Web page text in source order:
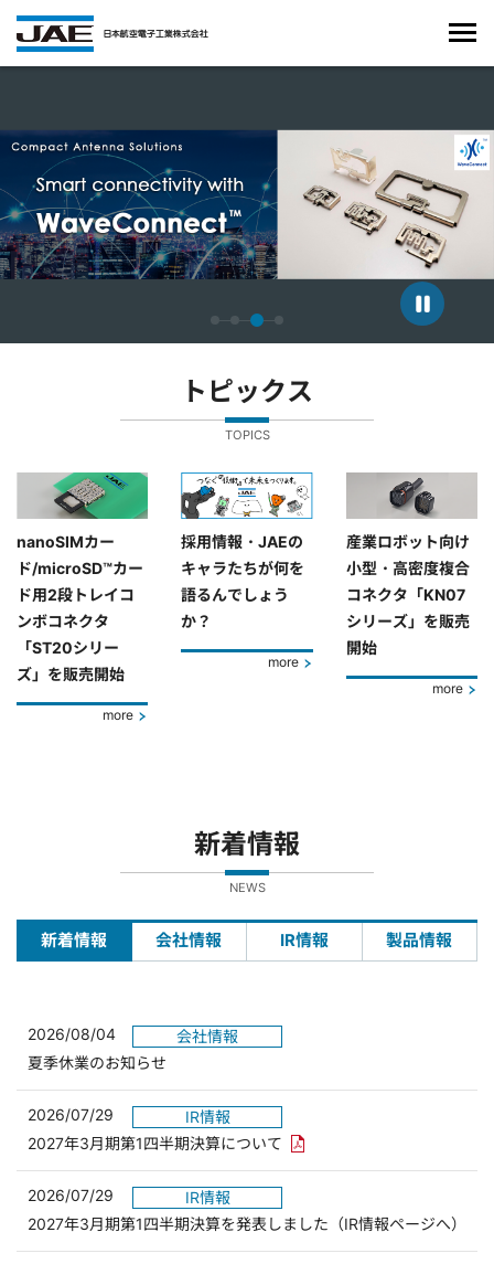
トピックス
TOPICS
nanoSIMカー
ド/microSD™カー
ド用2段トレイコ
ンボコネクタ
「ST20シリー
ズ」を販売開始
more
採用情報・JAEの
キャラたちが何を
語るんでしょう
か？
more
産業ロボット向け
小型・高密度複合
コネクタ「KN07
シリーズ」を販売
開始
more
新着情報
NEWS
新着情報 会社情報 IR情報 製品情報
2026/08/04
会社情報
夏季休業のお知らせ
2026/07/29
IR情報
2027年3月期第1四半期決算について PDFリンクを新しいウィンド
2026/07/29
IR情報
2027年3月期第1四半期決算を発表しました（IR情報ページへ）